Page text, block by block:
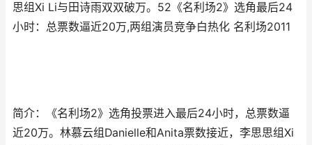
思组Xi Li与田诗雨双双破万。52《名利场2》选角最后24
小时：总票数逼近20万,两组演员竞争白热化 名利场2011
简介：《名利场2》选角投票进入最后24小时，总票数逼
近20万。林慕云组Danielle和Anita票数接近，李思思组Xi